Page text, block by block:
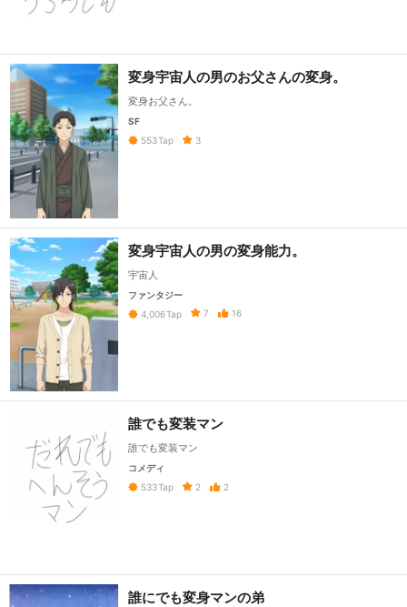
変身宇宙人の男のお父さんの変身。
変身お父さん。
SF
553Tap 3
変身宇宙人の男の変身能力。
宇宙人
ファンタジー
4,006Tap 7 16
誰でも変装マン
誰でも変装マン
コメディ
533Tap 2 2
誰にでも変身マンの弟